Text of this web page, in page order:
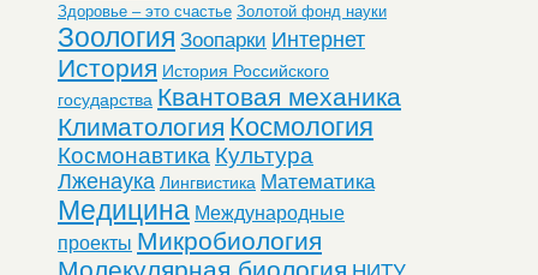
Здоровье – это счастье Золотой фонд науки
Зоология Зоопарки Интернет
История История Российского
государства Квантовая механика
Климатология Космология
Космонавтика Культура
Лженаука Лингвистика Математика
Медицина Международные
проекты Микробиология
Молекулярная биология